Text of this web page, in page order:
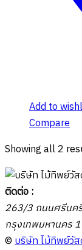
Add to
Compare
Showing all 2
ติดต่อ :
263/3 ถนนศรีนค
กรุงเทพมหานคร
©บริษัท ไม้ทิพย์วั